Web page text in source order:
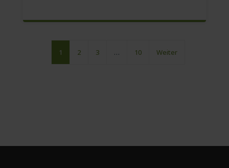
1 2 3 … 10 Weiter